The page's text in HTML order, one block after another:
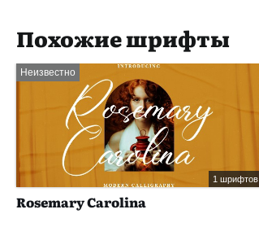
Похожие шрифты
Неизвестно
1 шрифтов
Rosemary Carolina